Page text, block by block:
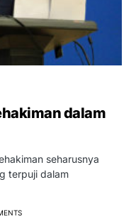
dalam
seharusnya
terpuji dalam